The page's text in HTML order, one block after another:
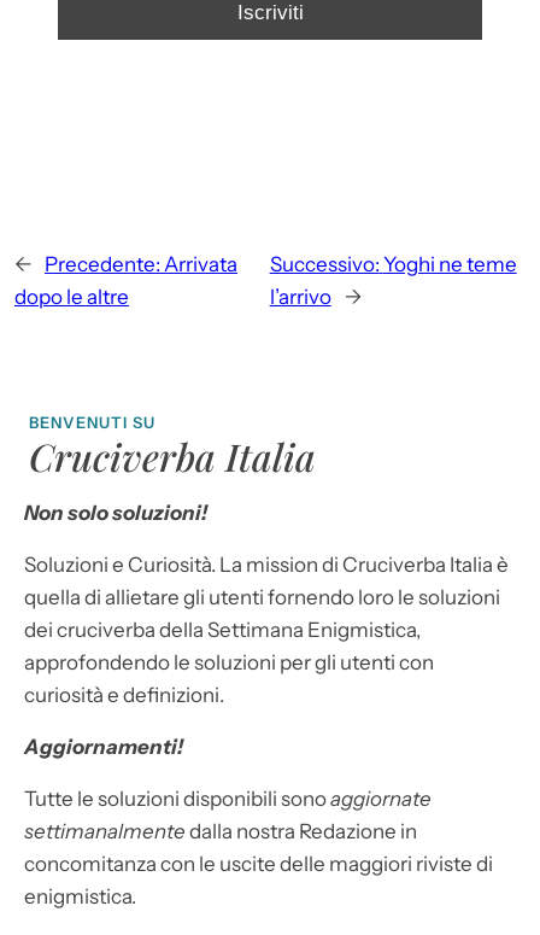
← Precedente: Arrivata
dopo le altre
Successivo: Yoghi ne teme
l’arrivo
→
BENVENUTI SU
Cruciverba Italia
Non solo soluzioni!
Soluzioni e Curiosità. La mission di Cruciverba Italia è
quella di allietare gli utenti fornendo loro le soluzioni
dei cruciverba della Settimana Enigmistica,
approfondendo le soluzioni per gli utenti con
curiosità e definizioni.
Aggiornamenti!
Tutte le soluzioni disponibili sonoaggiornate
settimanalmente dalla nostra Redazione in
concomitanza con le uscite delle maggiori riviste di
enigmistica.